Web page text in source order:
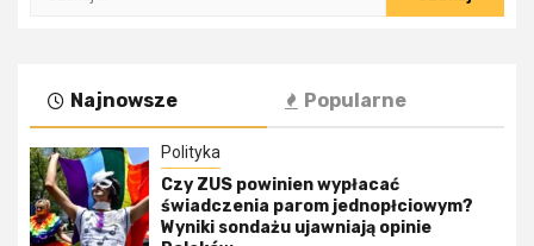
Najnowsze Popularne
Polityka
Czy ZUS powinien wypłacać
świadczenia parom jednopłciowym?
Wyniki sondażu ujawniają opinie